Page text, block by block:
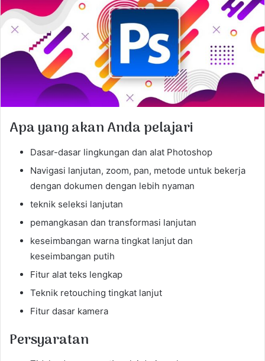
n
e
i
l
Apa yang akan Anda pelajari
Dasar-dasar lingkungan dan alat Photoshop
Navigasi lanjutan, zoom, pan, metode untuk bekerja
dengan dokumen dengan lebih nyaman
teknik seleksi lanjutan
pemangkasan dan transformasi lanjutan
keseimbangan warna tingkat lanjut dan
keseimbangan putih
Fitur alat teks lengkap
Teknik retouching tingkat lanjut
Fitur dasar kamera
Persyaratan